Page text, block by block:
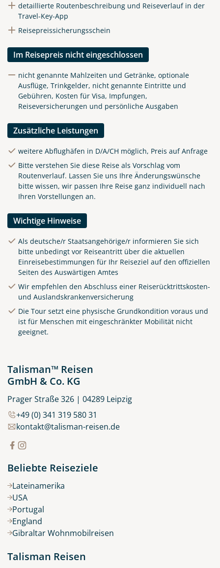
Alfama - ein Stadtteil von
Lissabon
©SeanPavonePhoto -
stock.adobe.com
detaillierte Routenbeschreibung und Reiseverlauf in der
Travel-Key-App
Reisepreissicherungsschein
Im Reisepreis nicht eingeschlossen
nicht genannte Mahlzeiten und Getränke, optionale
Ausflüge, Trinkgelder, nicht genannte Eintritte und
Gebühren, Kosten für Visa, Impfungen,
Reiseversicherungen und persönliche Ausgaben
Zusätzliche Leistungen
weitere Abflughäfen in D/A/CH möglich, Preis auf Anfrage
Bitte verstehen Sie diese Reise als Vorschlag vom
Routenverlauf. Lassen Sie uns Ihre Änderungswünsche
bitte wissen, wir passen Ihre Reise ganz individuell nach
Ihren Vorstellungen an.
Wichtige Hinweise
Als deutsche/r Staatsangehörige/r informieren Sie sich
bitte unbedingt vor Reiseantritt über die aktuellen
Einreisebestimmungen für Ihr Reiseziel auf den offiziellen
Seiten des Auswärtigen Amtes
Wir empfehlen den Abschluss einer Reiserücktrittskosten-
und Auslandskrankenversicherung
Die Tour setzt eine physische Grundkondition voraus und
ist für Menschen mit eingeschränkter Mobilität nicht
geeignet.
Talisman™ Reisen
GmbH & Co. KG
Prager Straße 326 | 04289 Leipzig
+49 (0) 341 319 580 31
kontakt@talisman-reisen.de
Beliebte Reiseziele
Lateinamerika
USA
Portugal
England
Gibraltar Wohnmobilreisen
Talisman Reisen